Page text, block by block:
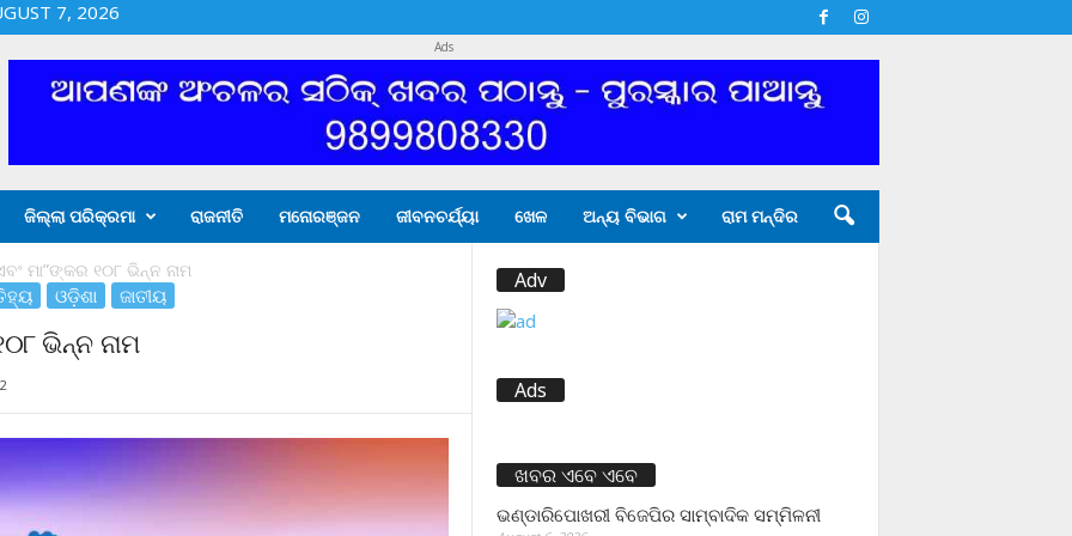
7, 2026
Ads
ଜିଲ୍ଲା ପରିକ୍ରମା ରାଜନୀତି ମନୋରଞ୍ଜନ ଜୀବନଚର୍ଯ୍ୟା ଖେଳ ଅନ୍ୟ ବିଭାଗ ରାମ ମନ୍ଦିର
ମା”ଙ୍କର ୧୦୮ ଭିନ୍ନ ନାମ
ଓଡ଼ିଶା ଜାତୀୟ
ଭିନ୍ନ ନାମ
Adv
Ads
ଖବର ଏବେ ଏବେ
ଭଣ୍ଡାରିପୋଖରୀ ବିଜେପିର ସାମ୍ବାଦିକ ସମ୍ମିଳନୀ